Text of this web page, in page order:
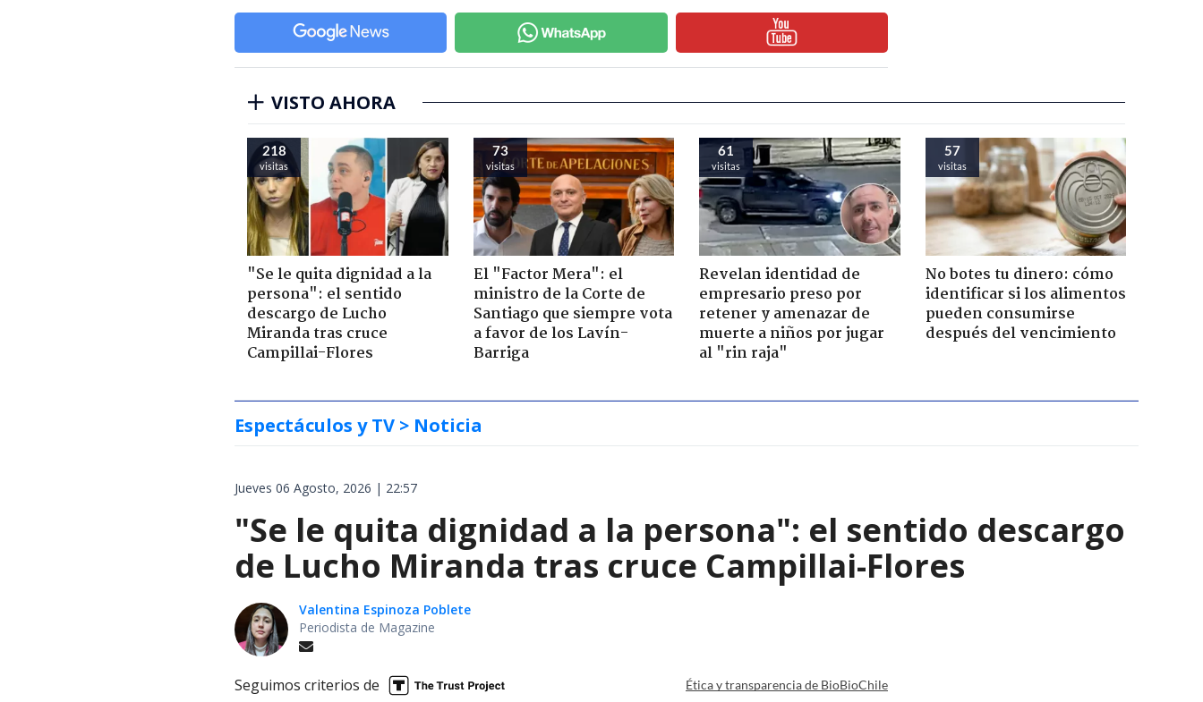
VISTO AHORA
218
visitas
"Se le quita dignidad a la
persona": el sentido
descargo de Lucho
Miranda tras cruce
Campillai-Flores
73
visitas
El "Factor Mera": el
ministro de la Corte de
Santiago que siempre vota
a favor de los Lavín-
Barriga
61
visitas
Revelan identidad de
empresario preso por
retener y amenazar de
muerte a niños por jugar
al "rin raja"
57
visitas
No botes tu dinero: cómo
identificar si los alimentos
pueden consumirse
después del vencimiento
Espectáculos y TV > Noticia
Jueves 06 Agosto, 2026 | 22:57
"Se le quita dignidad a la persona": el sentido descargo
de Lucho Miranda tras cruce Campillai-Flores
Valentina Espinoza Poblete
Periodista de Magazine
Seguimos criterios de Ética y transparencia de BioBioChile